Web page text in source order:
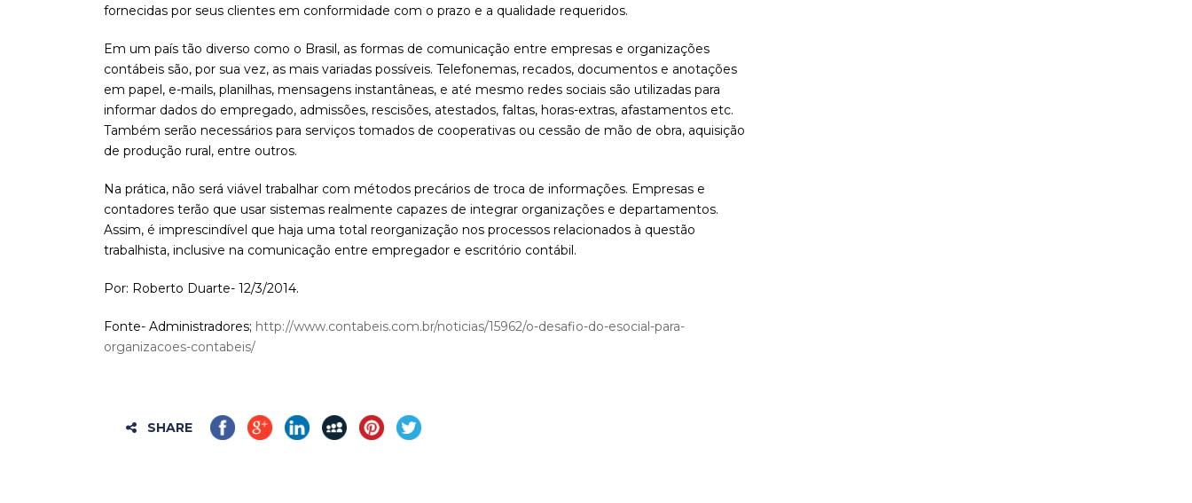
fornecidas por seus clientes em conformidade com o prazo e a qualidade requeridos.
Em um país tão diverso como o Brasil, as formas de comunicação entre empresas e organizações
contábeis são, por sua vez, as mais variadas possíveis. Telefonemas, recados, documentos e anotações
em papel, e-mails, planilhas, mensagens instantâneas, e até mesmo redes sociais são utilizadas para
informar dados do empregado, admissões, rescisões, atestados, faltas, horas-extras, afastamentos etc.
Também serão necessários para serviços tomados de cooperativas ou cessão de mão de obra, aquisição
de produção rural, entre outros.
Na prática, não será viável trabalhar com métodos precários de troca de informações. Empresas e
contadores terão que usar sistemas realmente capazes de integrar organizações e departamentos.
Assim, é imprescindível que haja uma total reorganização nos processos relacionados à questão
trabalhista, inclusive na comunicação entre empregador e escritório contábil.
Por: Roberto Duarte- 12/3/2014.
Fonte- Administradores; http://www.contabeis.com.br/noticias/15962/o-desafio-do-esocial-para-
organizacoes-contabeis/
SHARE